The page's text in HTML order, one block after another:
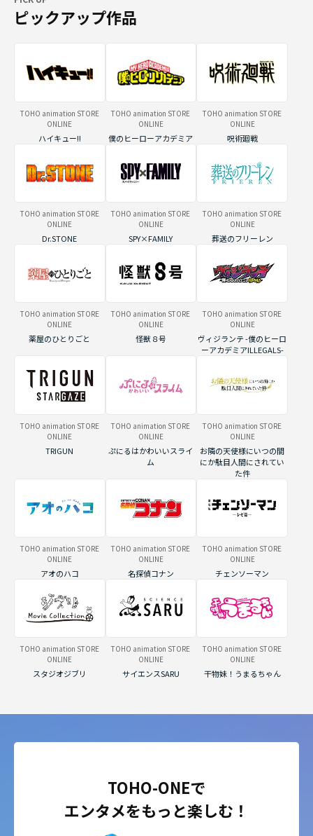
ピックアップ作品
TOHO animation STORE
ONLINE
ハイキュー!!
TOHO animation STORE
ONLINE
僕のヒーローアカデミア
TOHO animation STORE
ONLINE
呪術廻戦
TOHO animation STORE
ONLINE
Dr.STONE
TOHO animation STORE
ONLINE
SPY×FAMILY
TOHO animation STORE
ONLINE
葬送のフリーレン
TOHO animation STORE
ONLINE
薬屋のひとりごと
TOHO animation STORE
ONLINE
怪獣８号
TOHO animation STORE
ONLINE
ヴィジランテ -僕のヒーロ
ーアカデミアILLEGALS-
TOHO animation STORE
ONLINE
TRIGUN
TOHO animation STORE
ONLINE
ぷにるはかわいいスライ
ム
TOHO animation STORE
ONLINE
お隣の天使様にいつの間
にか駄目人間にされてい
た件
TOHO animation STORE
ONLINE
アオのハコ
TOHO animation STORE
ONLINE
名探偵コナン
TOHO animation STORE
ONLINE
チェンソーマン
TOHO animation STORE
ONLINE
スタジオジブリ
TOHO animation STORE
ONLINE
サイエンスSARU
TOHO animation STORE
ONLINE
干物妹！うまるちゃん
TOHO-ONEで
エンタメをもっと楽しむ！